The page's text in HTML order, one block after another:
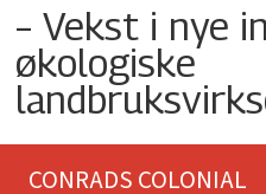
– Vekst i nye
økologiske
CONRADS COLONIAL